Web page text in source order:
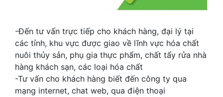
-Đến tư vấn trực tiếp cho khách hàng, đại lý tại
các tỉnh, khu vực được giao về lĩnh vực hóa chất
nuôi thủy sản, phụ gia thực phẩm, chất tẩy rửa nhà
hàng khách sạn, các loại hóa chất
-Tư vấn cho khách hàng biết đến công ty qua
mạng internet, chat web, qua điện thoại